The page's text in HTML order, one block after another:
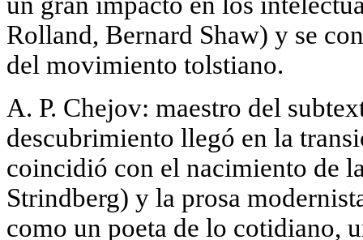
Rolland, Bernard Shaw) y se
del movimiento tolstiano.
A. P. Chejov: maestro del
descubrimiento llegó en la
coincidió con el nacimiento de
Strindberg) y la prosa
como un poeta de lo cotidiano,